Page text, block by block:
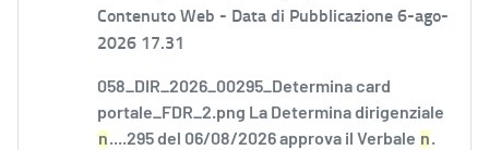
Contenuto Web - Data di Pubblicazione 6-ago-
2026 17.31
058_DIR_2026_00295_Determina card
portale_FDR_2.png La Determina dirigenziale
n....295 del 06/08/2026 approva il Verbale n.